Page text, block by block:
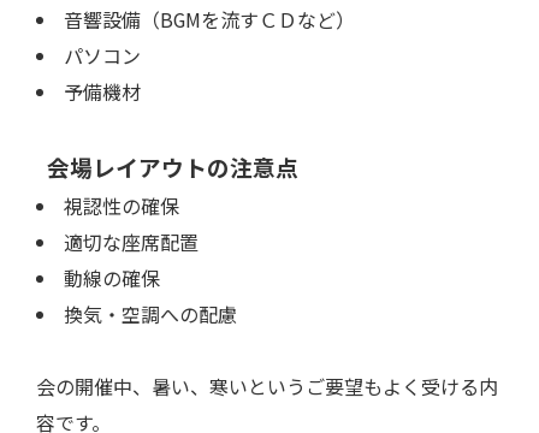
音響設備（BGMを流すＣＤなど）
パソコン
予備機材
会場レイアウトの注意点
視認性の確保
適切な座席配置
動線の確保
換気・空調への配慮
会の開催中、暑い、寒いというご要望もよく受ける内
容です。